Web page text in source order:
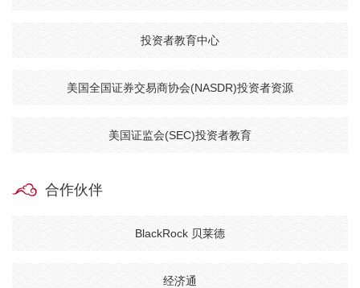
投资者教育中心
美国全国证券交易商协会(NASDR)投资者资源
美国证监会(SEC)投资者教育
合作伙伴
BlackRock 贝莱德
经济通